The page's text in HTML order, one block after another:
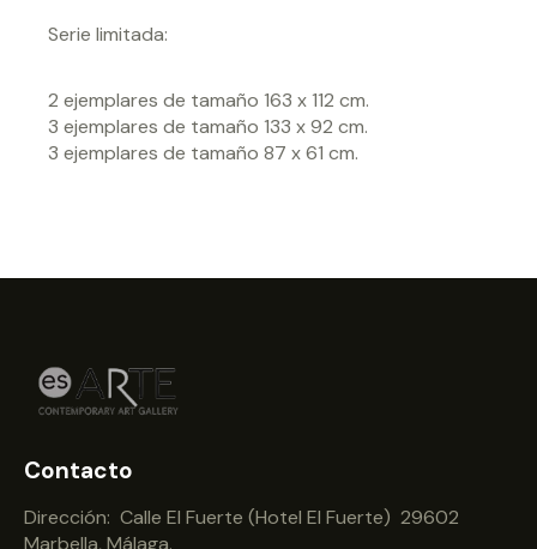
Serie limitada:
2 ejemplares de tamaño 163 x 112 cm.
3 ejemplares de tamaño 133 x 92 cm.
3 ejemplares de tamaño 87 x 61 cm.
Contacto
Dirección: Calle El Fuerte (Hotel El Fuerte) 29602
Marbella, Málaga.